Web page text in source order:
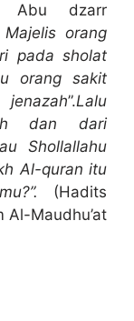
Abu dzarr
orang
pada sholat
orang sakit
”.Lalu
dan dari
Shollallahu
Al-quran itu
(Hadits
Al-Maudhu’at